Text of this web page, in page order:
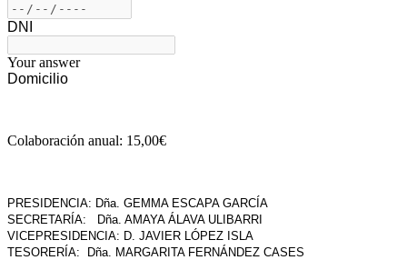
Colaboración anual: 15,00€
PRESIDENCIA: Dña. GEMMA ESCAPA GARCÍA
SECRETARÍA: Dña. AMAYA ÁLAVA ULIBARRI
VICEPRESIDENCIA: D. JAVIER LÓPEZ ISLA
TESORERÍA: Dña. MARGARITA FERNÁNDEZ CASES